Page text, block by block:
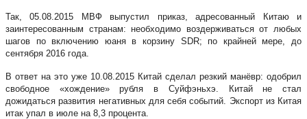
Так, 05.08.2015 МВФ выпустил приказ, адресованный Китаю и
заинтересованным странам: необходимо воздерживаться от любых
шагов по включению юаня в корзину SDR; по крайней мере, до
сентября 2016 года.
В ответ на это уже 10.08.2015 Китай сделал резкий манёвр: одобрил
свободное «хождение» рубля в Суйфэньхэ. Китай не стал
дожидаться развития негативных для себя событий. Экспорт из Китая
итак упал в июле на 8,3 процента.